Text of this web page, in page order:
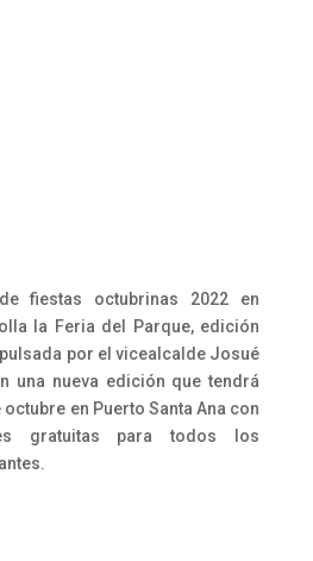
fiestas octubrinas 2022 en
la Feria del Parque, edición
por el vicealcalde Josué
una nueva edición que tendrá
en Puerto Santa Ana con
gratuitas para todos los